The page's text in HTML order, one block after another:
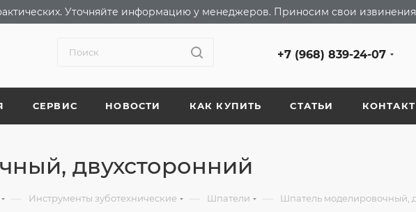
Уточняйте информацию у менеджеров. Приносим свои извинения
+7 (968) 839-24-07
СЕРВИС НОВОСТИ КАК КУПИТЬ СТАТЬИ
двухсторонний
— Инструменты зуботехнические — Шпатели — Шпатель моделировочный,